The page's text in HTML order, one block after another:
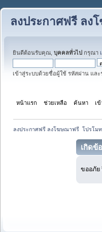
ลงประกาศฟรี ลง
ยินดีต้อนรับคุณ, บุคคลทั่วไป กรุณา
เข้าสู่ระบบด้วยชื่อผู้ใช้ รหัสผ่าน และ
หน้าแรก ช่วยเหลือ ค้นหา เ
ลงประกาศฟรี ลงโฆษณาฟรี  โปรโม
เกิดข้
ขออภัย